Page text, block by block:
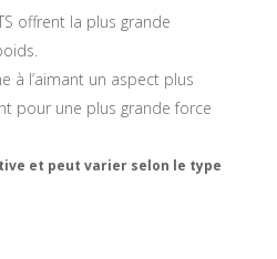
offrent la plus grande
à l’aimant un aspect plus
pour une plus grande force
et peut varier selon le type